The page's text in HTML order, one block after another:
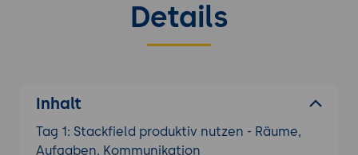
Details
Inhalt
Tag 1: Stackfield produktiv nutzen - Räume,
Aufgaben, Kommunikation